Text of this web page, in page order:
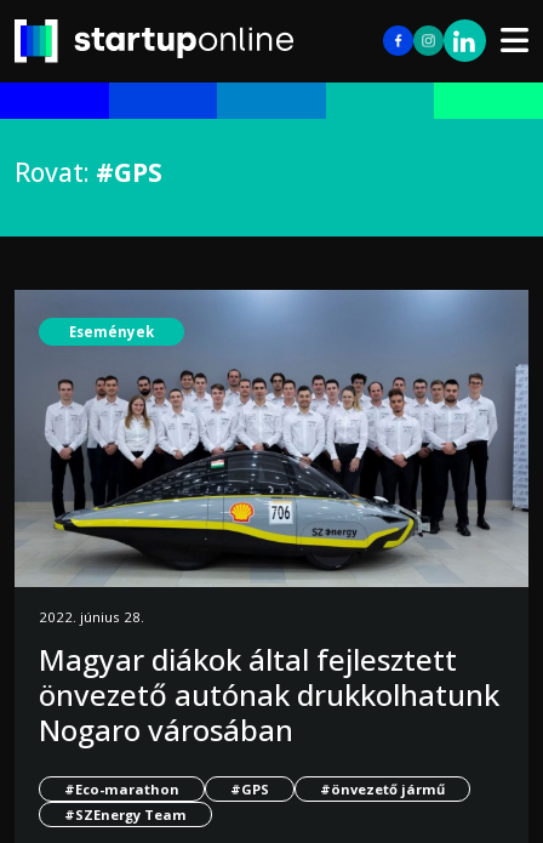
Rovat: #GPS
Események
2022. június 28.
Magyar diákok által fejlesztett
önvezető autónak drukkolhatunk
Nogaro városában
#Eco-marathon #GPS
#önvezető jármű
#SZEnergy Team